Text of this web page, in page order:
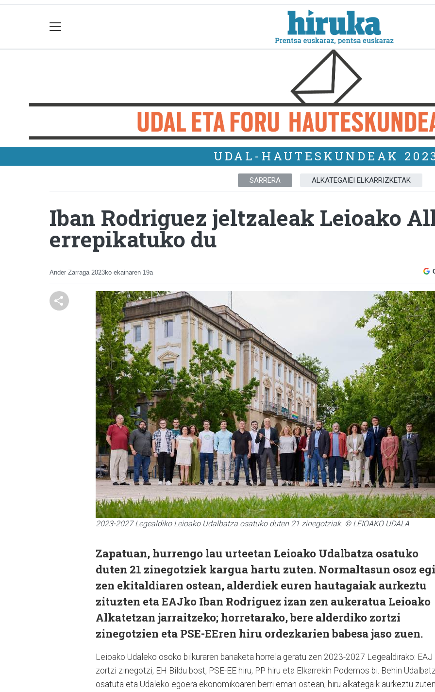
UDAL-HAUTESKUNDEAK
SARRERA ALKATEGAIEI ELKARRIZKETAK
Iban Rodriguez jeltzaleak Leioako
errepikatuko du
Ander Zarraga 2023ko ekainaren 19a
2023-2027 Legealdiko Leioako Udalbatza osatuko duten 21 zinegotziak. © LEIOAKO UDALA
Zapatuan, hurrengo lau urteetan Leioako Udalbatza osatuko
duten 21 zinegotziek kargua hartu zuten. Normaltasun osoz
zen ekitaldiaren ostean, alderdiek euren hautagaiak aurkeztu
zituzten eta EAJko Iban Rodriguez izan zen aukeratua Leioako
Alkatetzan jarraitzeko; horretarako, bere alderdiko zortzi
zinegotzien eta PSE-EEren hiru ordezkarien babesa jaso zuen.
Leioako Udaleko osoko bilkuraren banaketa horrela geratu zen 2023-2027 Legealdirako: EAJ
zortzi zinegotzi, EH Bildu bost, PSE-EE hiru, PP hiru eta Elkarrekin Podemos bi. Behin
osatuta eta Udaleko egoera ekonomikoaren berri eman ostean, hiru alkategaik aurkeztu